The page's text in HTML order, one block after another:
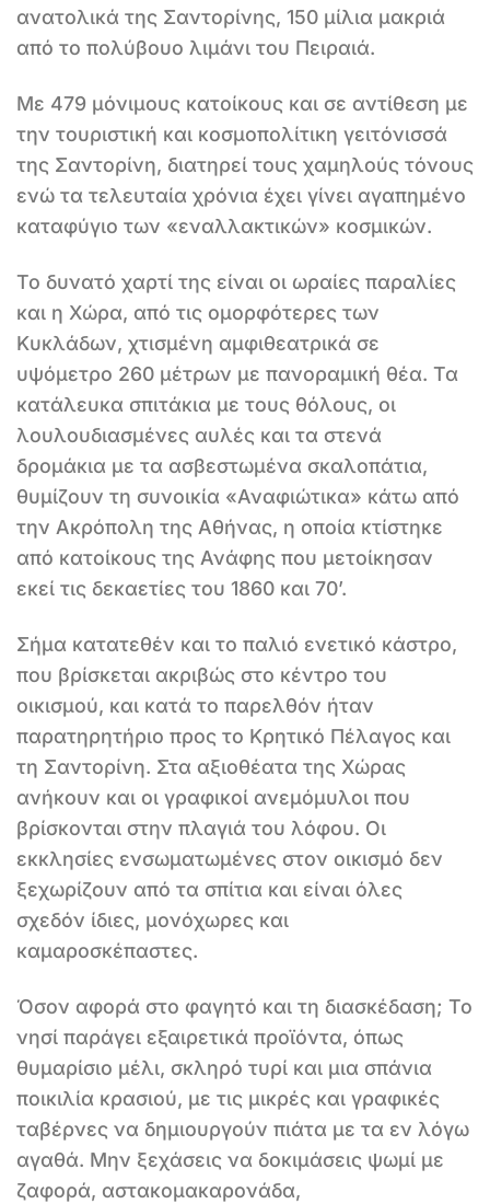
ανατολικά της Σαντορίνης, 150 μίλια μακριά
από το πολύβουο λιμάνι του Πειραιά.
Με 479 μόνιμους κατοίκους και σε αντίθεση με
την τουριστική και κοσμοπολίτικη γειτόνισσά
της Σαντορίνη, διατηρεί τους χαμηλούς τόνους
ενώ τα τελευταία χρόνια έχει γίνει αγαπημένο
καταφύγιο των «εναλλακτικών» κοσμικών.
Το δυνατό χαρτί της είναι οι ωραίες παραλίες
και η Χώρα, από τις ομορφότερες των
Κυκλάδων, χτισμένη αμφιθεατρικά σε
υψόμετρο 260 μέτρων με πανοραμική θέα. Τα
κατάλευκα σπιτάκια με τους θόλους, οι
λουλουδιασμένες αυλές και τα στενά
δρομάκια με τα ασβεστωμένα σκαλοπάτια,
θυμίζουν τη συνοικία «Αναφιώτικα» κάτω από
την Ακρόπολη της Αθήνας, η οποία κτίστηκε
από κατοίκους της Ανάφης που μετοίκησαν
εκεί τις δεκαετίες του 1860 και 70’.
Σήμα κατατεθέν και το παλιό ενετικό κάστρο,
που βρίσκεται ακριβώς στο κέντρο του
οικισμού, και κατά το παρελθόν ήταν
παρατηρητήριο προς το Κρητικό Πέλαγος και
τη Σαντορίνη. Στα αξιοθέατα της Χώρας
ανήκουν και οι γραφικοί ανεμόμυλοι που
βρίσκονται στην πλαγιά του λόφου. Οι
εκκλησίες ενσωματωμένες στον οικισμό δεν
ξεχωρίζουν από τα σπίτια και είναι όλες
σχεδόν ίδιες, μονόχωρες και
καμαροσκέπαστες.
Όσον αφορά στο φαγητό και τη διασκέδαση; Το
νησί παράγει εξαιρετικά προϊόντα, όπως
θυμαρίσιο μέλι, σκληρό τυρί και μια σπάνια
ποικιλία κρασιού, με τις μικρές και γραφικές
ταβέρνες να δημιουργούν πιάτα με τα εν λόγω
αγαθά. Μην ξεχάσεις να δοκιμάσεις ψωμί με
ζαφορά, αστακομακαρονάδα,